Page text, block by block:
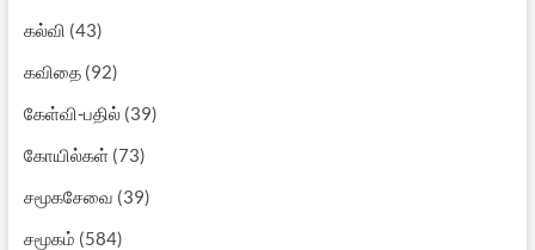
கல்வி (43)
கவிதை(92)
கேள்வி-பதில்(39)
கோயில்கள்(73)
சமூகசேவை (39)
சமூகம் (584)